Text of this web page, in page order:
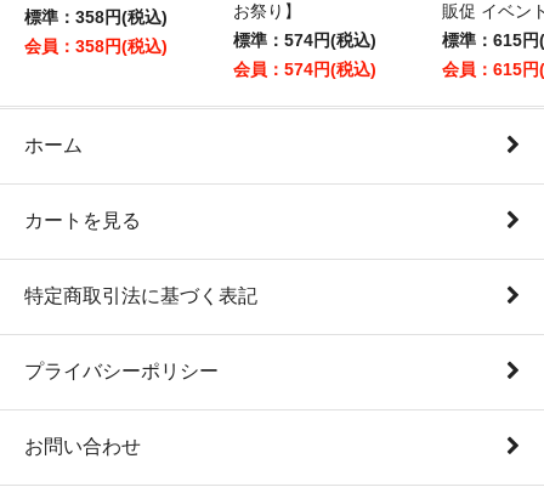
標準：358円(税込)
会員：358円(税込)
お祭り】
標準：574円(税込)
会員：574円(税込)
販促 イベン
標準：615円
会員：615円
ホーム
カートを見る
特定商取引法に基づく表記
プライバシーポリシー
お問い合わせ